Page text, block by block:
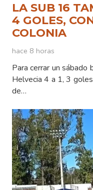
LA SUB 16
4 GOLES,
COLONIA
hace 8 horas
Para cerrar un
Helvecia 4 a 1, 3
de…